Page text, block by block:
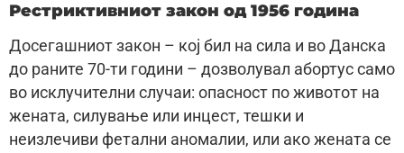
Рестриктивниот закон од 1956 година
Досегашниот закон – кој бил на сила и во Данска
до раните 70-ти години – дозволувал абортус само
во исклучителни случаи: опасност по животот на
жената, силување или инцест, тешки и
неизлечиви фетални аномалии, или ако жената се